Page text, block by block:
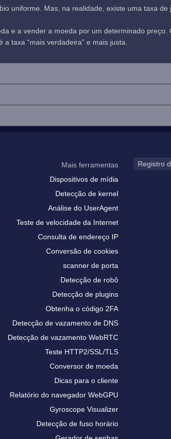
uniforme. Mas, na realidade, existe uma taxa de
e a vender a moeda por um determinado preço.
taxa “mais verdadeira” e mais justa.
Mais ferramentas
Dispositivos de mídia
Detecção de kernel
Análise do UserAgent
Teste de velocidade da Internet
Consulta de endereço IP
Conversão de cookies
scanner de porta
Detecção de robô
Detecção de plugins
Obtenha o código 2FA
Detecção de vazamento de DNS
Detecção de vazamento WebRTC
Teste HTTP2/SSL/TLS
Conversor de moeda
Dicas para o cliente
Relatório do navegador WebGPU
Gyroscope Visualizer
Detecção de fuso horário
Registro